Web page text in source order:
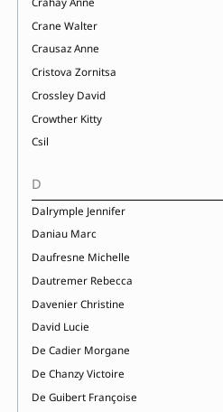
Crane Walter
Crausaz Anne
Cristova Zornitsa
Crossley David
Crowther Kitty
Csil
D
Dalrymple Jennifer
Daniau Marc
Daufresne Michelle
Dautremer Rebecca
Davenier Christine
David Lucie
De Cadier Morgane
De Chanzy Victoire
De Guibert Françoise